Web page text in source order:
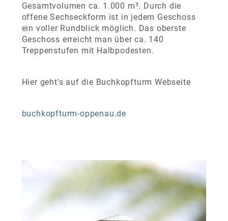
Gesamtvolumen ca. 1.000 m³. Durch die
offene Sechseckform ist in jedem Geschoss
ein voller Rundblick möglich. Das oberste
Geschoss erreicht man über ca. 140
Treppenstufen mit Halbpodesten.
Hier geht's auf die Buchkopfturm Webseite
buchkopfturm-oppenau.de